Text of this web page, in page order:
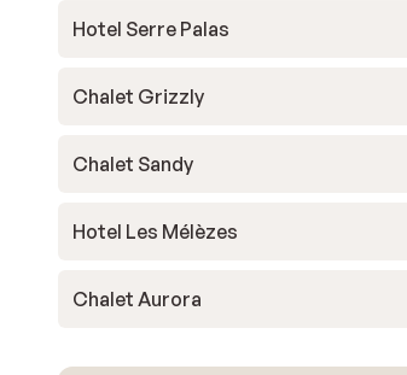
Hotel Serre Palas
Chalet Grizzly
Chalet Sandy
Hotel Les Mélèzes
Chalet Aurora